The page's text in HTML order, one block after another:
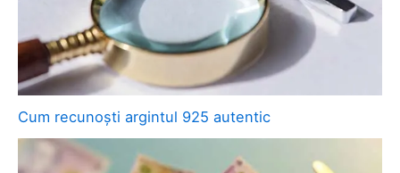
Cum recunoști argintul 925 autentic